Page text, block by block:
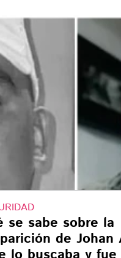
se sabe sobre la
de Johan